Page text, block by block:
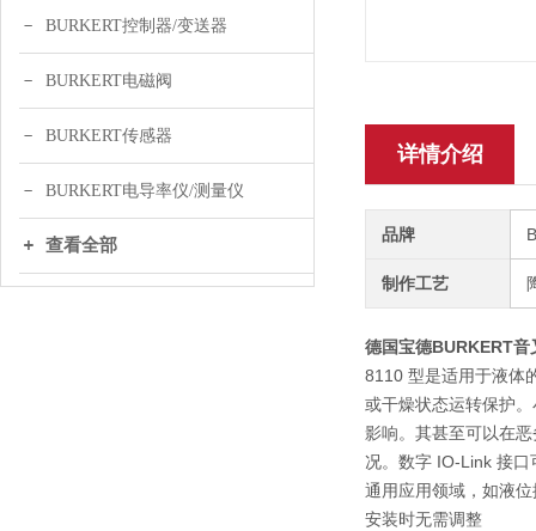
BURKERT控制器/变送器
BURKERT电磁阀
BURKERT传感器
BURKERT电导率仪/测量仪
查看全部
详情介绍
品牌
制作工艺
德国宝德BURKERT
8110 型是适用于液体
或干燥状态运转保护
影响。其甚至可以在
况。数字 IO-Link 接
通用应用领域，如液
安装时无需调整